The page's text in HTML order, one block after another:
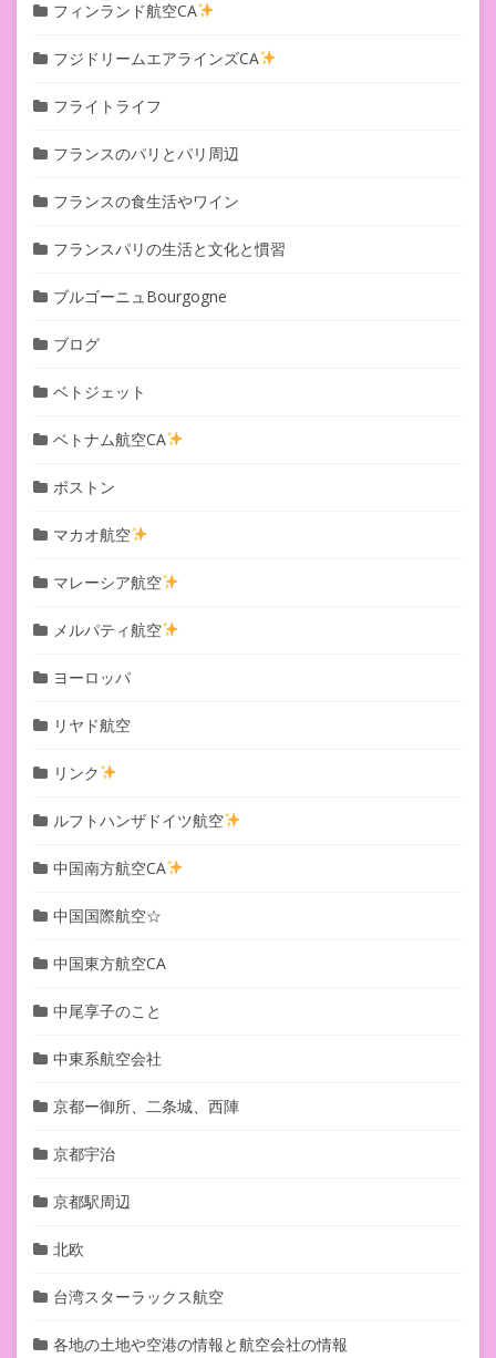
フィンランド航空CA
フジドリームエアラインズCA
フライトライフ
フランスのパリとパリ周辺
フランスの食生活やワイン
フランスパリの生活と文化と慣習
ブルゴーニュBourgogne
ブログ
ベトジェット
ベトナム航空CA
ボストン
マカオ航空
マレーシア航空
メルパティ航空
ヨーロッパ
リヤド航空
リンク
ルフトハンザドイツ航空
中国南方航空CA
中国国際航空☆
中国東方航空CA
中尾享子のこと
中東系航空会社
京都ー御所、二条城、西陣
京都宇治
京都駅周辺
北欧
台湾スターラックス航空
各地の土地や空港の情報と航空会社の情報